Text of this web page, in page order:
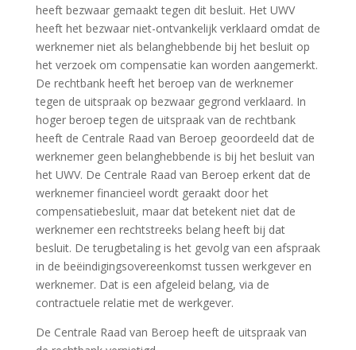
heeft bezwaar gemaakt tegen dit besluit. Het UWV
heeft het bezwaar niet-ontvankelijk verklaard omdat de
werknemer niet als belanghebbende bij het besluit op
het verzoek om compensatie kan worden aangemerkt.
De rechtbank heeft het beroep van de werknemer
tegen de uitspraak op bezwaar gegrond verklaard. In
hoger beroep tegen de uitspraak van de rechtbank
heeft de Centrale Raad van Beroep geoordeeld dat de
werknemer geen belanghebbende is bij het besluit van
het UWV. De Centrale Raad van Beroep erkent dat de
werknemer financieel wordt geraakt door het
compensatiebesluit, maar dat betekent niet dat de
werknemer een rechtstreeks belang heeft bij dat
besluit. De terugbetaling is het gevolg van een afspraak
in de beëindigingsovereenkomst tussen werkgever en
werknemer. Dat is een afgeleid belang, via de
contractuele relatie met de werkgever.
De Centrale Raad van Beroep heeft de uitspraak van